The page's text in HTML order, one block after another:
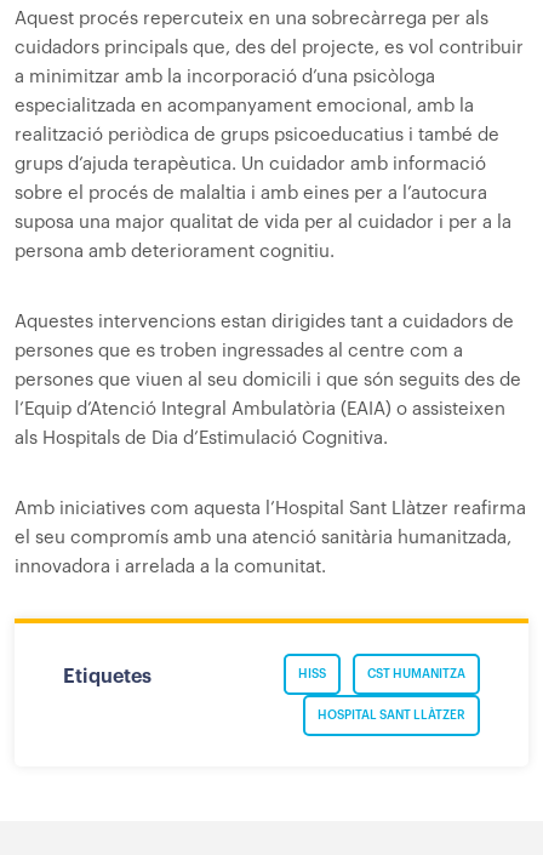
Aquest procés repercuteix en una sobrecàrrega per als
cuidadors principals que, des del projecte, es vol contribuir
a minimitzar amb la incorporació d’una psicòloga
especialitzada en acompanyament emocional, amb la
realització periòdica de grups psicoeducatius i també de
grups d’ajuda terapèutica. Un cuidador amb informació
sobre el procés de malaltia i amb eines per a l’autocura
suposa una major qualitat de vida per al cuidador i per a la
persona amb deteriorament cognitiu.
Aquestes intervencions estan dirigides tant a cuidadors de
persones que es troben ingressades al centre com a
persones que viuen al seu domicili i que són seguits des de
l’Equip d’Atenció Integral Ambulatòria (EAIA) o assisteixen
als Hospitals de Dia d’Estimulació Cognitiva.
Amb iniciatives com aquesta l’Hospital Sant Llàtzer reafirma
el seu compromís amb una atenció sanitària humanitzada,
innovadora i arrelada a la comunitat.
Etiquetes CST HUMANITZA
HISS
HOSPITAL SANT LLÀTZER